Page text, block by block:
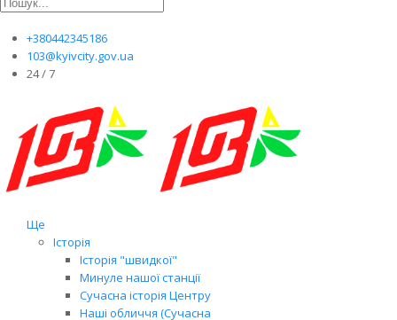
+380442345186
103@kyivcity.gov.ua
24 / 7
Ще
Історія
Історія "швидкої"
Минуле нашої станції
Сучасна історія Центру
Наші обличчя (Сучасна